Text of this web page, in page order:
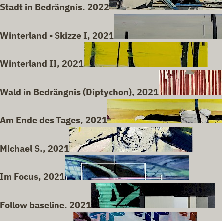
Stadt in Bedrängnis. 2022
Winterland - Skizze I, 2021
Winterland II, 2021
Wald in Bedrängnis (Diptychon), 2021
Am Ende des Tages, 2021
Michael S., 2021
Im Focus, 2021
Follow baseline. 2021